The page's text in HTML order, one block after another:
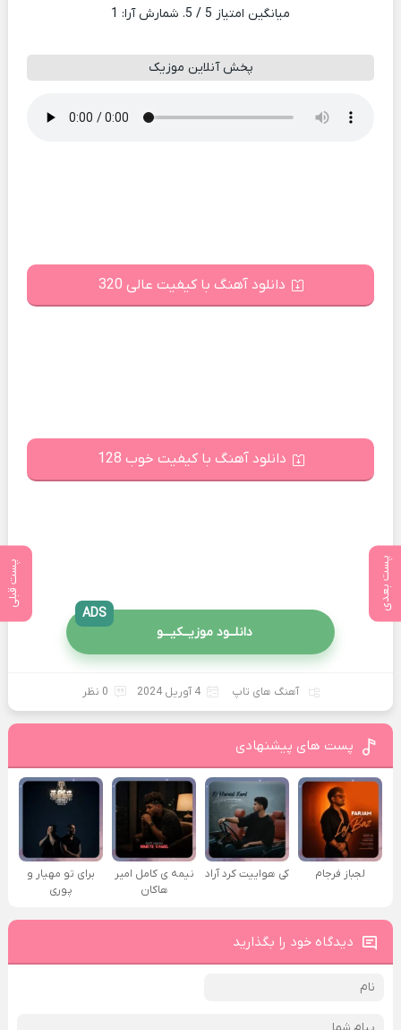
پست بعدی پست قبلی
میانگین امتیاز 5 / 5. شمارش آرا: 1
پخش آنلاین موزیک
دانلود آهنگ با کیفیت عالی 320
دانلود آهنگ با کیفیت خوب 128
دانلــود موزیــکیـــو
ADS
آهنگ های تاپ 4 آوریل 2024 0 نظر
پست های پیشنهادی
لجباز فرجام کی هواییت کرد آراد
نیمه ی کامل امیر
هاکان
برای تو مهیار و
پوری
دیدگاه خود را بگذارید